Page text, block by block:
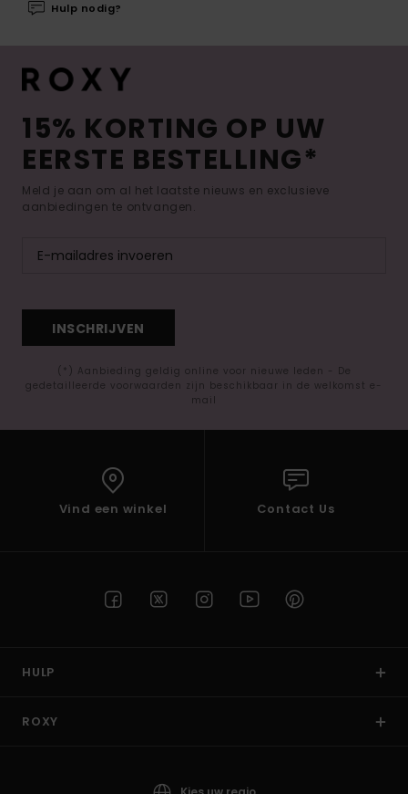
Hulp nodig?
15% KORTING OP UW
EERSTE BESTELLING*
Meld je aan om al het laatste nieuws en exclusieve
aanbiedingen te ontvangen.
INSCHRIJVEN
(*) Aanbieding geldig online voor nieuwe leden - De
gedetailleerde voorwaarden zijn beschikbaar in de welkomst e-
mail
Vind een winkel Contact Us
HULP
ROXY